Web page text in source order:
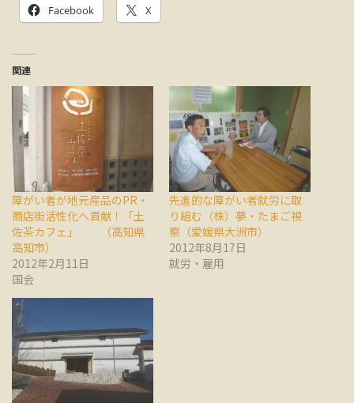
Facebook X
関連
障がい者が地元産品のPR・
商店街活性化へ貢献！「土
佐茶カフェ」 （高知県
高知市）
2012年2月11日
国会
先進的な障がい者就労に取
り組む（株）夢・たまご視
察（愛媛県大洲市）
2012年8月17日
就労・雇用